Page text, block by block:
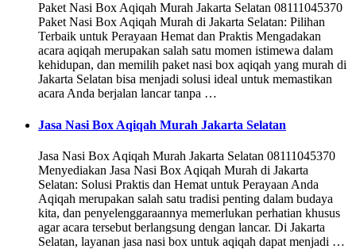
Paket Nasi Box Aqiqah Murah Jakarta Selatan 08111045370
Paket Nasi Box Aqiqah Murah di Jakarta Selatan: Pilihan
Terbaik untuk Perayaan Hemat dan Praktis Mengadakan
acara aqiqah merupakan salah satu momen istimewa dalam
kehidupan, dan memilih paket nasi box aqiqah yang murah di
Jakarta Selatan bisa menjadi solusi ideal untuk memastikan
acara Anda berjalan lancar tanpa …
Jasa Nasi Box Aqiqah Murah Jakarta Selatan
Jasa Nasi Box Aqiqah Murah Jakarta Selatan 08111045370
Menyediakan Jasa Nasi Box Aqiqah Murah di Jakarta
Selatan: Solusi Praktis dan Hemat untuk Perayaan Anda
Aqiqah merupakan salah satu tradisi penting dalam budaya
kita, dan penyelenggaraannya memerlukan perhatian khusus
agar acara tersebut berlangsung dengan lancar. Di Jakarta
Selatan, layanan jasa nasi box untuk aqiqah dapat menjadi …